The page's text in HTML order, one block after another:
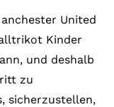
United
Kinder
und deshalb
zu
sicherzustellen,